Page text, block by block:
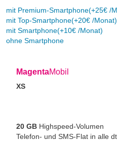
mit Premium-Smartphone(+25€ /
mit Top-Smartphone(+20€ /Monat)
mit Smartphone(+10€ /Monat)
ohne Smartphone
MagentaMobil
XS
20 GB Highspeed-Volumen
Telefon- und SMS-Flat in alle